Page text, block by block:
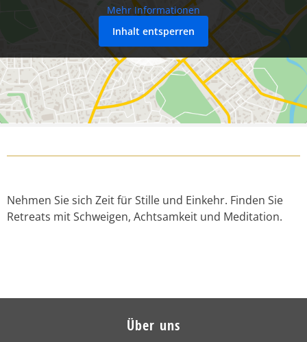
Mehr Informationen
Inhalt entsperren
Nehmen Sie sich Zeit für Stille und Einkehr. Finden Sie
Retreats mit Schweigen, Achtsamkeit und Meditation.
Über uns